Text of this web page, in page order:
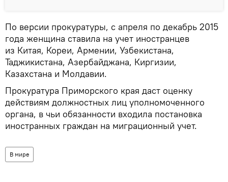
По версии прокуратуры, с апреля по декабрь 2015
года женщина ставила на учет иностранцев
из Китая, Кореи, Армении, Узбекистана,
Таджикистана, Азербайджана, Киргизии,
Казахстана и Молдавии.
Прокуратура Приморского края даст оценку
действиям должностных лиц уполномоченного
органа, в чьи обязанности входила постановка
иностранных граждан на миграционный учет.
В мире